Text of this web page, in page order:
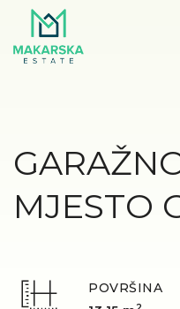
MJESTO
POVRŠINA